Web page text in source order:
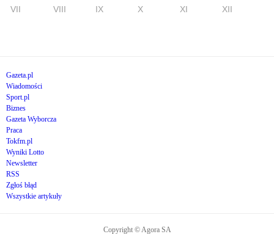
VII
VIII IX X XI XII
Gazeta.pl
Wiadomości
Sport.pl
Biznes
Gazeta Wyborcza
Praca
Tokfm.pl
Wyniki Lotto
Newsletter
RSS
Zgłoś błąd
Wszystkie artykuły
Copyright © Agora SA